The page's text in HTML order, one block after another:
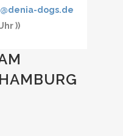
dogs.de
))